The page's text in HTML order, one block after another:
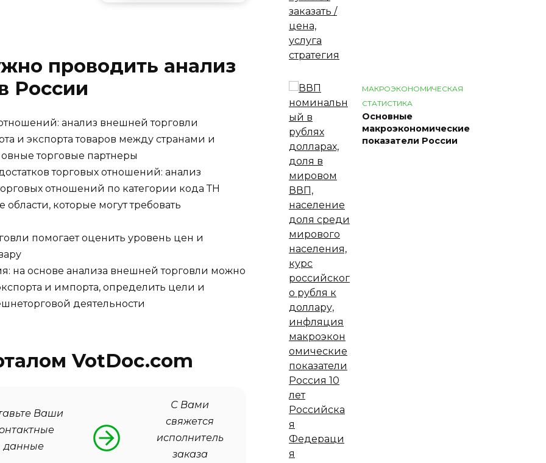
проводить анализ
России
анализ внешней торговли
и экспорта товаров между странами и
торговые партнеры
торговых отношений: анализ
отношений по категории кода ТН
которые могут требовать
помогает оценить уровень цен и
на основе анализа внешней торговли можно
и импорта, определить цели и
деятельности
VotDoc.com
Ваши
данные
С Вами
свяжется
исполнитель
заказа
МАКРОЭКОНОМИЧЕСКАЯ
СТАТИСТИКА
Основные
макроэкономические
показатели России